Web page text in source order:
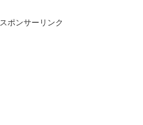
スポンサーリンク